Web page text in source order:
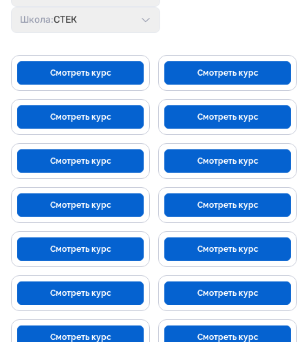
Школа:СТЕК
Смотреть курс Смотреть курс
Смотреть курс Смотреть курс
Смотреть курс Смотреть курс
Смотреть курс Смотреть курс
Смотреть курс Смотреть курс
Смотреть курс Смотреть курс
Смотреть курс Смотреть курс